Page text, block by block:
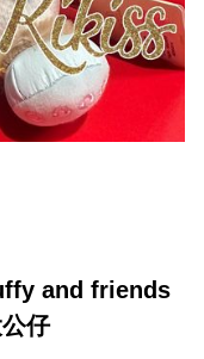
and friends
仔